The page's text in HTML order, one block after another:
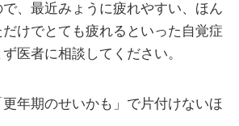
、最近みょうに疲れやすい、ほん
けでとても疲れるといった自覚症
医者に相談してください。
年期のせいかも」で片付けないほ